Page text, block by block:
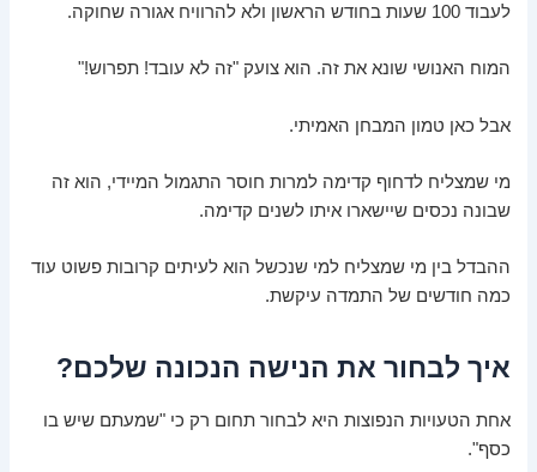
לעבוד 100 שעות בחודש הראשון ולא להרוויח אגורה שחוקה.
המוח האנושי שונא את זה. הוא צועק "זה לא עובד! תפרוש!"
אבל כאן טמון המבחן האמיתי.
מי שמצליח לדחוף קדימה למרות חוסר התגמול המיידי, הוא זה
שבונה נכסים שיישארו איתו לשנים קדימה.
ההבדל בין מי שמצליח למי שנכשל הוא לעיתים קרובות פשוט עוד
כמה חודשים של התמדה עיקשת.
איך לבחור את הנישה הנכונה שלכם?
אחת הטעויות הנפוצות היא לבחור תחום רק כי "שמעתם שיש בו
כסף".